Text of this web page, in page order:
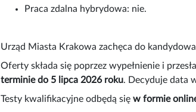
Praca zdalna hybrydowa: nie.
Urząd Miasta Krakowa zachęca do
Oferty składa się poprzez wypełnienie i
terminie do 5 lipca 2026 roku. Decyduje data
Testy kwalifikacyjne odbędą się w formie